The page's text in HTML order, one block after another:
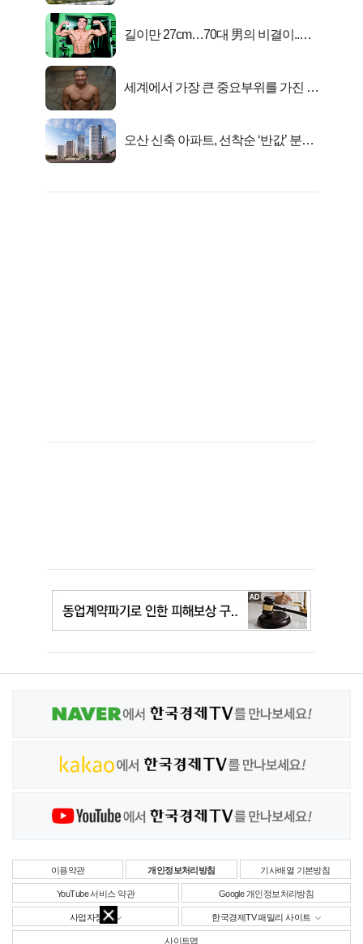
길이만 27cm…70대 男의 비결이..충
세계에서 가장 큰 중요부위를 가진 남
오산 신축 아파트, 선착순 ‘반값’ 분양
이용약관 개인정보처리방침 기사배열 기본방침
YouTube 서비스 약관 Google 개인정보처리방침
사업자정보 한국경제TV 패밀리 사이트
사이트맵